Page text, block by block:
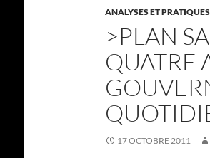
ANALYSES ET
>PLAN
QUATRE
17 OCTOBRE 2011